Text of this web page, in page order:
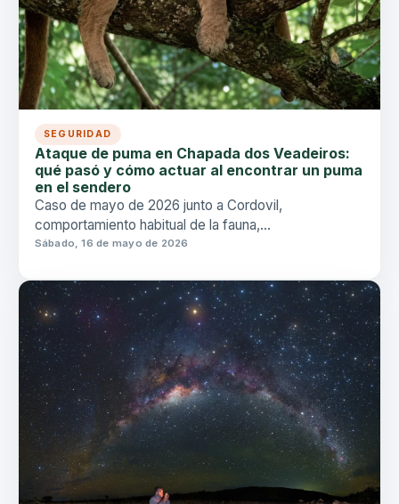
SEGURIDAD
Ataque de puma en Chapada dos Veadeiros:
qué pasó y cómo actuar al encontrar un puma
en el sendero
Caso de mayo de 2026 junto a Cordovil,
comportamiento habitual de la fauna,
recomendaciones de guías y seguridad en senderos
Sábado, 16 de mayo de 2026